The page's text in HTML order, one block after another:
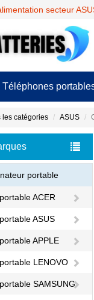
secteur
Téléphones
les catégories ASUS
portable
ACER
ASUS
APPLE
LENOVO
SAMSUNG